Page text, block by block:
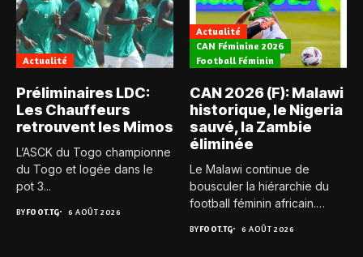
Actualité
Préliminaires LDC:
Les Chauffeurs
retrouvent les Mimos
L’ASCK du Togo championne
du Togo et logée dans le
pot 3...
BYFOOT.TG 6 AOÛT 2026
Actualité
CAN Féminine 2026
Football Féminin
CAN 2026 (F): Malawi
historique, le Nigeria
sauvé, la Zambie
éliminée
Le Malawi continue de
bousculer la hiérarchie du
football féminin africain.
BYFOOT.TG 6 AOÛT 2026